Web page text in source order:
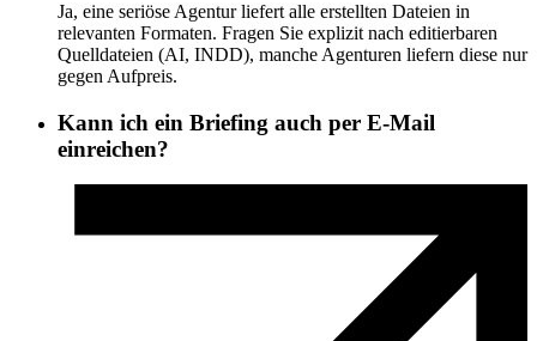
Ja, eine seriöse Agentur liefert alle erstellten Dateien in
relevanten Formaten. Fragen Sie explizit nach editierbaren
Quelldateien (AI, INDD), manche Agenturen liefern diese nur
gegen Aufpreis.
Kann ich ein Briefing auch per E-Mail
einreichen?